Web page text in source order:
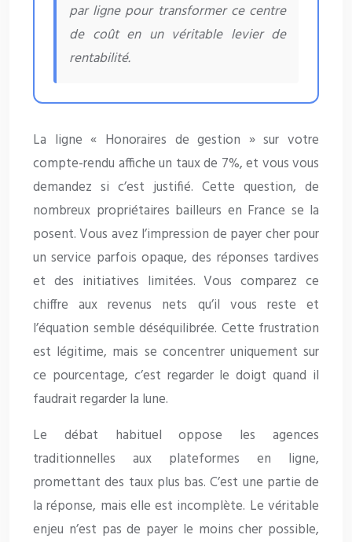
par ligne pour transformer ce centre
de coût en un véritable levier de
rentabilité.
La ligne « Honoraires de gestion » sur votre
compte-rendu affiche un taux de 7%, et vous vous
demandez si c’est justifié. Cette question, de
nombreux propriétaires bailleurs en France se la
posent. Vous avez l’impression de payer cher pour
un service parfois opaque, des réponses tardives
et des initiatives limitées. Vous comparez ce
chiffre aux revenus nets qu’il vous reste et
l’équation semble déséquilibrée. Cette frustration
est légitime, mais se concentrer uniquement sur
ce pourcentage, c’est regarder le doigt quand il
faudrait regarder la lune.
Le débat habituel oppose les agences
traditionnelles aux plateformes en ligne,
promettant des taux plus bas. C’est une partie de
la réponse, mais elle est incomplète. Le véritable
enjeu n’est pas de payer le moins cher possible,